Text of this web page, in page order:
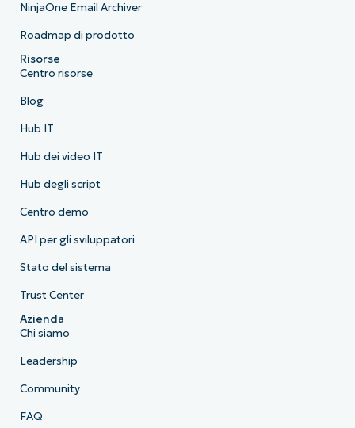
NinjaOne Email Archiver
Roadmap di prodotto
Risorse
Centro risorse
Blog
Hub IT
Hub dei video IT
Hub degli script
Centro demo
API per gli sviluppatori
Stato del sistema
Trust Center
Azienda
Chi siamo
Leadership
Community
FAQ